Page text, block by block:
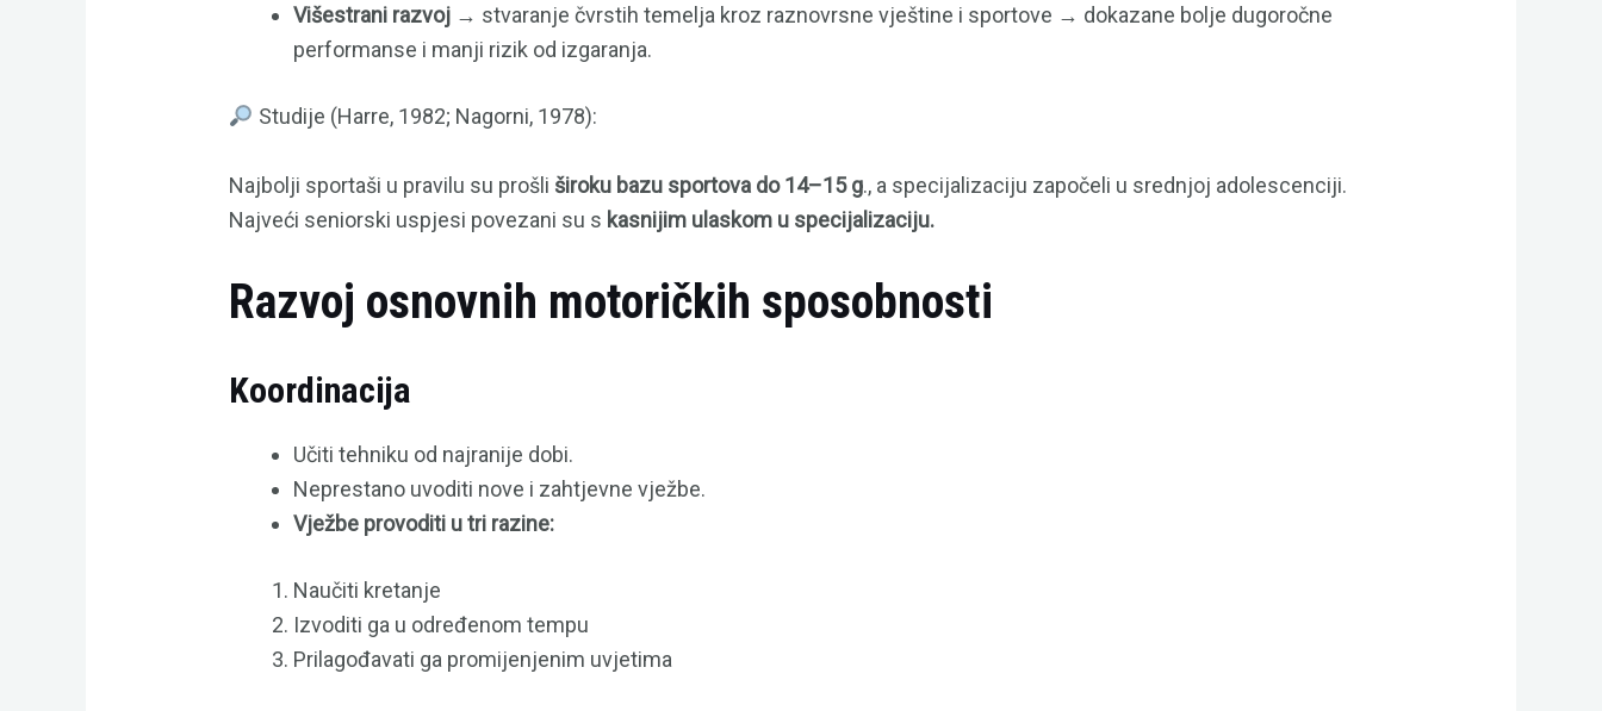
Višestrani razvoj → stvaranje čvrstih temelja kroz raznovrsne vještine i sportove → dokazane bolje dugoročne
performanse i manji rizik od izgaranja.
Studije (Harre, 1982; Nagorni, 1978):
Najbolji sportaši u pravilu su prošli široku bazu sportova do 14–15 g., a specijalizaciju započeli u srednjoj adolescenciji.
Najveći seniorski uspjesi povezani su s kasnijim ulaskom u specijalizaciju.
Razvoj osnovnih motoričkih sposobnosti
Koordinacija
Učiti tehniku od najranije dobi.
Neprestano uvoditi nove i zahtjevne vježbe.
Vježbe provoditi u tri razine:
Naučiti kretanje
Izvoditi ga u određenom tempu
Prilagođavati ga promijenjenim uvjetima